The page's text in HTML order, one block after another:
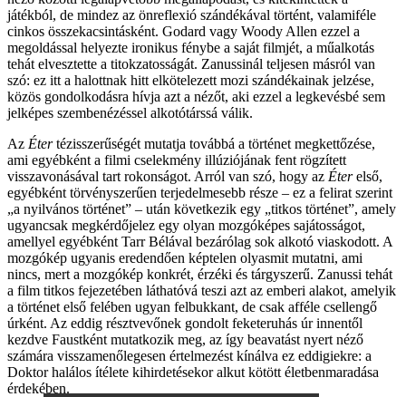
játékból, de mindez az önreflexió szándékával történt, valamiféle
cinkos összekacsintásként. Godard vagy Woody Allen ezzel a
megoldással helyezte ironikus fénybe a saját filmjét, a műalkotás
tehát elvesztette a titokzatosságát. Zanussinál teljesen másról van
szó: ez itt a halottnak hitt elkötelezett mozi szándékainak jelzése,
közös gondolkodásra hívja azt a nézőt, aki ezzel a legkevésbé sem
jelképes szembenézéssel alkotótárssá válik.
Az Étertézisszerűségét mutatja továbbá a történet megkettőzése,
ami egyébként a filmi cselekmény illúziójának fent rögzített
visszavonásával tart rokonságot. Arról van szó, hogy az Éterelső,
egyébként törvényszerűen terjedelmesebb része – ez a felirat szerint
„a nyilvános történet” – után következik egy „titkos történet”, amely
ugyancsak megkérdőjelez egy olyan mozgóképes sajátosságot,
amellyel egyébként Tarr Bélával bezárólag sok alkotó viaskodott. A
mozgókép ugyanis eredendően képtelen olyasmit mutatni, ami
nincs, mert a mozgókép konkrét, érzéki és tárgyszerű. Zanussi tehát
a film titkos fejezetében láthatóvá teszi azt az emberi alakot, amelyik
a történet első felében ugyan felbukkant, de csak afféle csellengő
úrként. Az eddig résztvevőnek gondolt feketeruhás úr innentől
kezdve Faustként mutatkozik meg, az így beavatást nyert néző
számára visszamenőlegesen értelmezést kínálva ez eddigiekre: a
Doktor halálos ítélete kihirdetésekor alkut kötött életbenmaradása
érdekében.